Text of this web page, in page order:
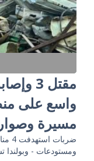
واسع على
مسيرة
ومستودعات - وبولندا